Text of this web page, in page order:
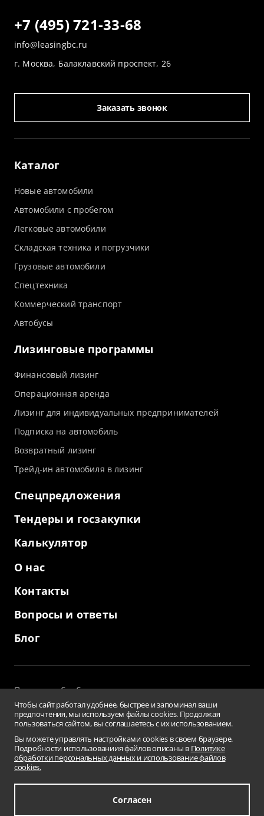
Каталог
Новые автомобили
Автомобили с пробегом
Легковые автомобили
Складская техника и погрузчики
Грузовые автомобили
Спецтехника
Коммерческий транспорт
Автобусы
Лизинговые программы
Финансовый лизинг
Операционная аренда
Лизинг для индивидуальных предпринимателей
Подписка на автомобиль
Возвратный лизинг
Трейд-ин автомобиля в лизинг
Спецпредложения
Тендеры и госзакупки
Калькулятор
О нас
Контакты
Вопросы и ответы
Блог
+7 (495) 721-33-68
info@leasingbc.ru
г. Москва, Балаклавский проспект, 26
Заказать звонок
Политика обработки персональных данных
и использование файлов cookies
Пользовательское соглашение
Заверения и гарантии
Противодействие коррупции
Условия использования информации сайта
Сводная ведомость результатов проведения СОУТ
Перечень рекомендуемых мероприятий
по улучшению условий труда
Чтобы сайт работал удобнее, быстрее и запоминал ваши
предпочтения, мы используем файлы cookies. Продолжая
пользоваться сайтом, вы соглашаетесь с их использованием.
Вы можете управлять настройками cookies в своем браузере.
Подробности использованиия файлов описаны в Политике
обработки персональных данных и использование файлов
cookies.
Согласен